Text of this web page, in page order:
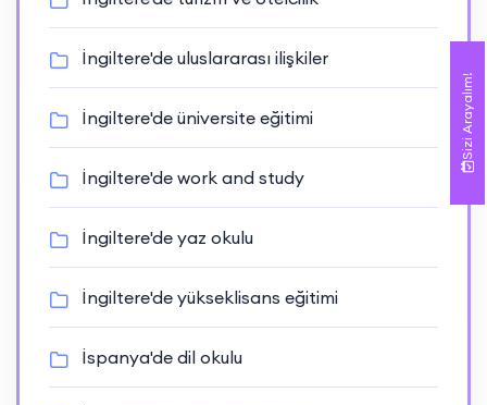
İngiltere'de uluslararası ilişkiler
İngiltere'de üniversite eğitimi
İngiltere'de work and study
İngiltere'de yaz okulu
İngiltere'de yükseklisans eğitimi
İspanya'de dil okulu
Sizi Arayalım!